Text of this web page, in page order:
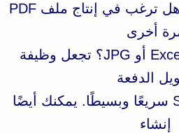
تحويل ملفات PDF - هل ترغب في إنتاج ملف PDF
أخرى
من ملف Word أو Excel أو JPG؟ تجعل وظيفة
الدفعة
تشغيل Soda PDF 11 سريعًا وبسيطًا. يمكنك أيضًا
إنشاء